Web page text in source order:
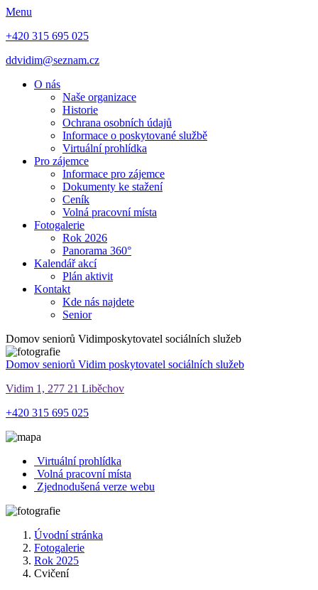
Menu
+420 315 695 025
ddvidim@seznam.cz
O nás
Naše organizace
Historie
Ochrana osobních údajů
Informace o poskytované službě
Virtuální prohlídka
Pro zájemce
Informace pro zájemce
Dokumenty ke stažení
Ceník
Volná pracovní místa
Fotogalerie
Rok 2026
Panorama 360°
Kalendář akcí
Plán aktivit
Kontakt
Kde nás najdete
Senior
Domov seniorů Vidimposkytovatel sociálních služeb
Domov seniorů Vidim poskytovatel sociálních služeb
Vidim 1, 277 21 Liběchov
+420 315 695 025
Virtuální prohlídka
Volná pracovní místa
Zjednodušená verze webu
Úvodní stránka
Fotogalerie
Rok 2025
Cvičení